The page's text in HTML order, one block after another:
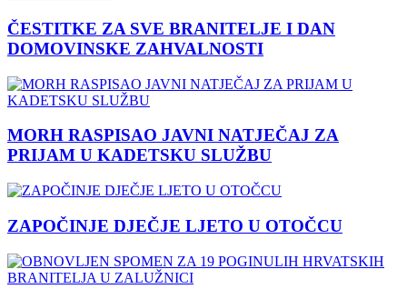
ČESTITKE ZA SVE BRANITELJE I DAN
DOMOVINSKE ZAHVALNOSTI
MORH RASPISAO JAVNI NATJEČAJ ZA
PRIJAM U KADETSKU SLUŽBU
ZAPOČINJE DJEČJE LJETO U OTOČCU